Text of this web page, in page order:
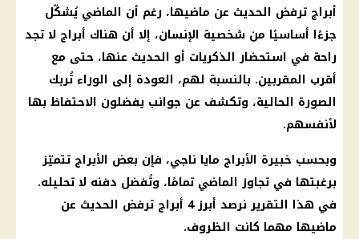
أبراج ترفض الحديث عن ماضيها، رغم أن الماضي يُشكّل
جزءًا أساسيًا من شخصية الإنسان، إلا أن هناك أبراج لا تجد
راحة في استحضار الذكريات أو الحديث عنها، حتى مع
أقرب المقربين. بالنسبة لهم، العودة إلى الوراء تُربك
الصورة الحالية، وتكشف عن جوانب يفضلون الاحتفاظ بها
لأنفسهم.
وبحسب خبيرة الأبراج مايا ناجي، فإن بعض الأبراج تتميّز
برغبتها في تجاوز الماضي تمامًا، وتُفضل دفنه لا تحليله.
في هذا التقرير نرصد أبرز 4 أبراج ترفض الحديث عن
ماضيها مهما كانت الظروف.